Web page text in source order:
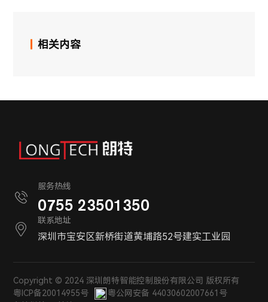
相关内容
服务热线
0755 23501350
联系地址
深圳市宝安区新桥街道黄埔路52号建实工业园
Copyright © 2024 深圳朗特智能控制股份有限公司 版权所有
粤ICP备20014955号
粤公网安备 44030602007661号